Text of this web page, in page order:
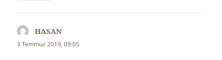
HASAN
ki:
3 Temmuz 2019, 09:05